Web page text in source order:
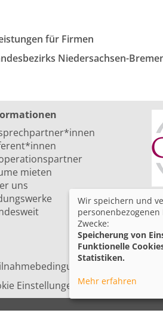
für Firmen
Niedersachsen-
mieten
uns
Einstellungen
Wir speichern und
Zwecke:
Speicherung von
Funktionelle
Statistiken.
Mehr erfahren